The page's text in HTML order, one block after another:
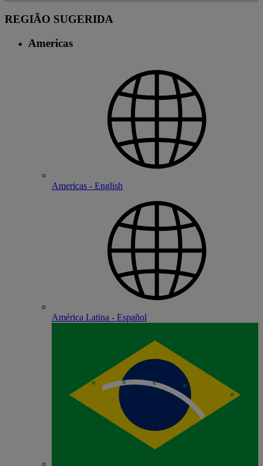
REGIÃO SUGERIDA
Americas
Americas - English
América Latina - Español